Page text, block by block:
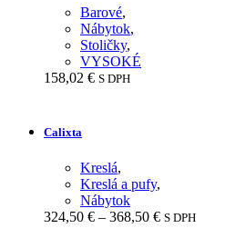
Barové,
Nábytok,
Stoličky,
VYSOKÉ
158,02 € S DPH
Calixta
Kreslá,
Kreslá a pufy,
Nábytok
324,50 € – 368,50 €Price
S DPH